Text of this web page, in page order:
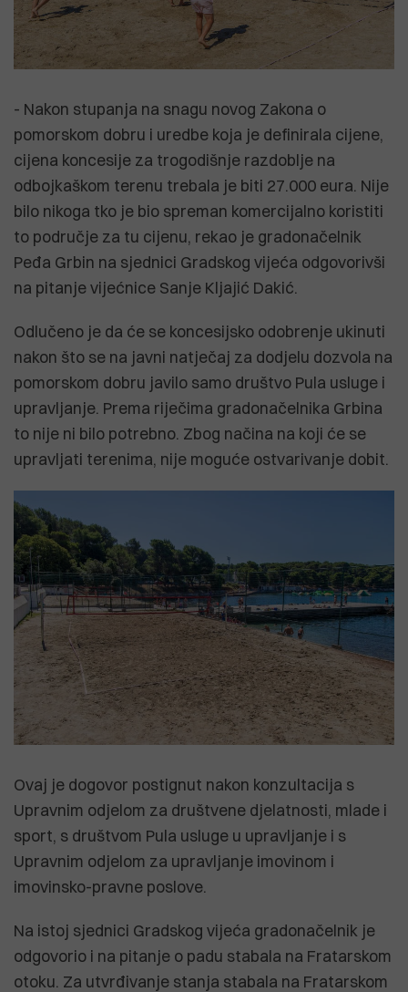
- Nakon stupanja na snagu novog Zakona o
pomorskom dobru i uredbe koja je definirala cijene,
cijena koncesije za trogodišnje razdoblje na
odbojkaškom terenu trebala je biti 27.000 eura. Nije
bilo nikoga tko je bio spreman komercijalno koristiti
to područje za tu cijenu, rekao je gradonačelnik
Peđa Grbin na sjednici Gradskog vijeća odgovorivši
na pitanje vijećnice Sanje Kljajić Dakić.
Odlučeno je da će se koncesijsko odobrenje ukinuti
nakon što se na javni natječaj za dodjelu dozvola na
pomorskom dobru javilo samo društvo Pula usluge i
upravljanje. Prema riječima gradonačelnika Grbina
to nije ni bilo potrebno. Zbog načina na koji će se
upravljati terenima, nije moguće ostvarivanje dobit.
Ovaj je dogovor postignut nakon konzultacija s
Upravnim odjelom za društvene djelatnosti, mlade i
sport, s društvom Pula usluge u upravljanje i s
Upravnim odjelom za upravljanje imovinom i
imovinsko-pravne poslove.
Na istoj sjednici Gradskog vijeća gradonačelnik je
odgovorio i na pitanje o padu stabala na Fratarskom
otoku. Za utvrđivanje stanja stabala na Fratarskom